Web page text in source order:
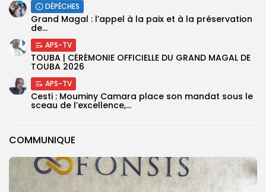
COMMUNIQUE
DÉPÊCHES
Grand Magal : l’appel à la paix et à la préservation
de...
APS-TV
TOUBA | CÉRÉMONIE OFFICIELLE DU GRAND MAGAL DE
TOUBA 2026
APS-TV
Cesti : Mouminy Camara place son mandat sous le
sceau de l’excellence,...